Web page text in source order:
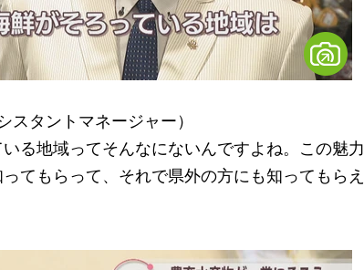
スタントマネージャー）
る地域ってそんなにないんですよね。この魅力
てもらって、それで県外の方にも知ってもらえ